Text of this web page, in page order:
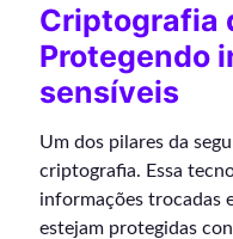
Criptografia
Protegendo
sensíveis
Um dos pilares da
criptografia. Essa
informações trocadas
estejam protegidas